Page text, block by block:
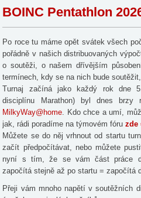
BOINC Pentathlon
Po roce tu máme opět svátek všech
pořádně v našich distribuovaných
o soutěži, o našem dřívějším
termínech, kdy se na nich bude
Turnaj začíná jako každý rok dne
disciplínu Marathon) byl dnes
MilkyWay@home . Kdo chce a umí,
jak, rádi poradíme na týmovém fóruzde
Můžete se do něj vrhnout od startu
začít předpočítávat, nebo můžete
nyní s tím, že se vám část práce
započítá stejně až po startu = započítá
Přeji vám mnoho napětí v soutěžních